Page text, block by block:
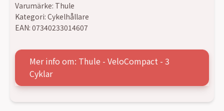
Varumärke: Thule
Kategori: Cykelhållare
EAN: 07340233014607
Mer info om: Thule - VeloCompact - 3
Cyklar